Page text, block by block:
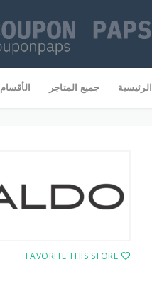
to
الرئيسية جميع المتاجر الأقسام
FAVORITE THIS STORE